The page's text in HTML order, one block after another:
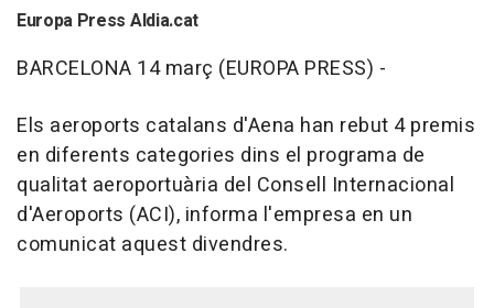
Europa Press Aldia.cat
BARCELONA 14 març (EUROPA PRESS) -
Els aeroports catalans d'Aena han rebut 4 premis
en diferents categories dins el programa de
qualitat aeroportuària del Consell Internacional
d'Aeroports (ACI), informa l'empresa en un
comunicat aquest divendres.